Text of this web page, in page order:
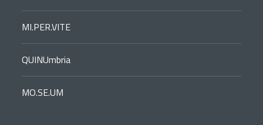
MI.PER.VITE
QUINUmbria
MO.SE.UM